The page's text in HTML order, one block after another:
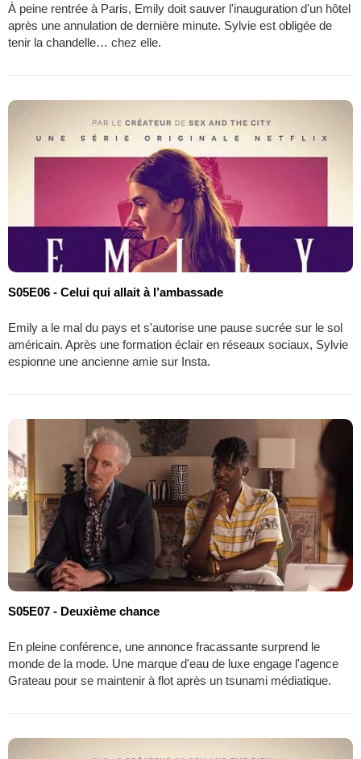
À peine rentrée à Paris, Emily doit sauver l'inauguration d'un hôtel
après une annulation de dernière minute. Sylvie est obligée de
tenir la chandelle… chez elle.
S05E06 - Celui qui allait à l’ambassade
Emily a le mal du pays et s'autorise une pause sucrée sur le sol
américain. Après une formation éclair en réseaux sociaux, Sylvie
espionne une ancienne amie sur Insta.
S05E07 - Deuxième chance
En pleine conférence, une annonce fracassante surprend le
monde de la mode. Une marque d'eau de luxe engage l'agence
Grateau pour se maintenir à flot après un tsunami médiatique.